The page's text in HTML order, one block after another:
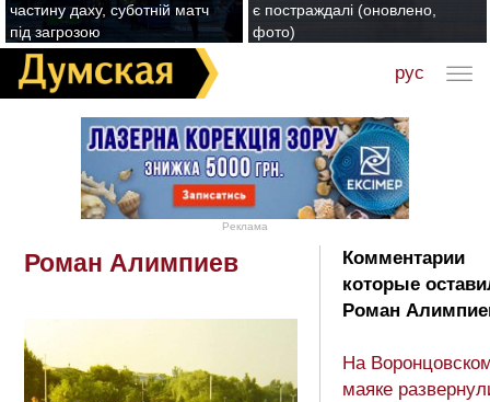
частину даху, суботній матч
під загрозою
є постраждалі (оновлено,
фото)
рус
Реклама
Роман Алимпиев
Комментарии
которые
Роман
На
маяке